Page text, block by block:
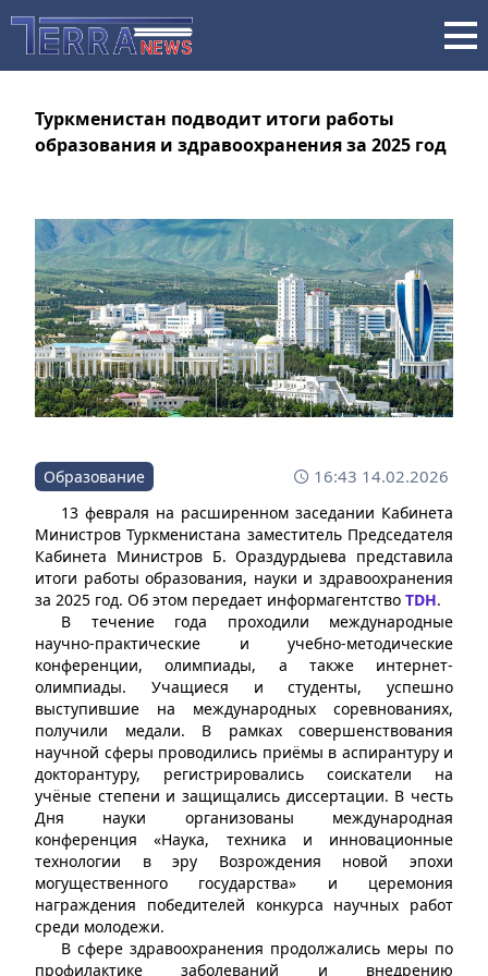
Туркменистан подводит итоги работы
образования и здравоохранения за 2025 год
Образование 16:43 14.02.2026
13 февраля на расширенном заседании Кабинета
Министров Туркменистана заместитель Председателя
Кабинета Министров Б. Ораздурдыева представила
итоги работы образования, науки и здравоохранения
за 2025 год. Об этом передает информагентство TDH.
В течение года проходили международные
научно-практические и учебно-методические
конференции, олимпиады, а также интернет-
олимпиады. Учащиеся и студенты, успешно
выступившие на международных соревнованиях,
получили медали. В рамках совершенствования
научной сферы проводились приёмы в аспирантуру и
докторантуру, регистрировались соискатели на
учёные степени и защищались диссертации. В честь
Дня науки организованы международная
конференция «Наука, техника и инновационные
технологии в эру Возрождения новой эпохи
могущественного государства» и церемония
награждения победителей конкурса научных работ
среди молодежи.
В сфере здравоохранения продолжались меры по
профилактике заболеваний и внедрению